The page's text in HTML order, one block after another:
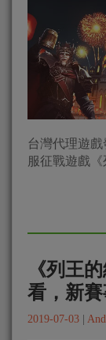
台灣代理遊
服征戰遊戲《
《列王
看，新
2019-07-03